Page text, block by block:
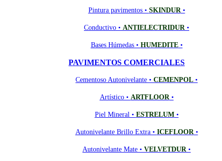
Pintura pavimentos • SKINDUR •
Conductivo • ANTIELECTRIDUR •
Bases Húmedas • HUMEDITE•
PAVIMENTOS COMERCIALES
Cementoso Autonivelante • CEMENPOL •
Artístico • ARTFLOOR •
Piel Mineral • ESTRELUM•
Autonivelante Brillo Extra • ICEFLOOR •
Autonivelante Mate • VELVETDUR •